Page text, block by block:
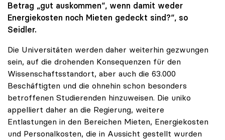
Betrag „gut auskommen“, wenn damit weder
Energiekosten noch Mieten gedeckt sind?“, so
Seidler.
Die Universitäten werden daher weiterhin gezwungen
sein, auf die drohenden Konsequenzen für den
Wissenschaftsstandort, aber auch die 63.000
Beschäftigten und die ohnehin schon besonders
betroffenen Studierenden hinzuweisen. Die uniko
appelliert daher an die Regierung, weitere
Entlastungen in den Bereichen Mieten, Energiekosten
und Personalkosten, die in Aussicht gestellt wurden